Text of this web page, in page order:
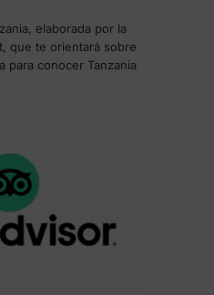
elaborada por la
que te orientará sobre
para conocer Tanzania